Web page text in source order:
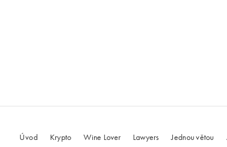
Úvod Krypto Wine Lover Lawyers Jednou větou